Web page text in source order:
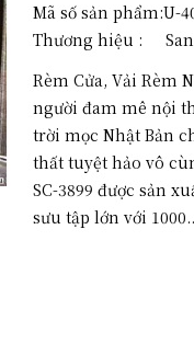
Mã số sản phẩm:U-
Thương hiệu :
Rèm Cửa, Vải Rèm
người đam mê nội
trời mọc Nhật Bản
thất tuyệt hảo vô
SC-3899 được sản
sưu tập lớn với